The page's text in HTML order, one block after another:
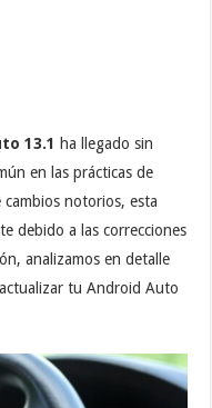
13.1 ha llegado sin
en las prácticas de
notorios, esta
debido a las correcciones
analizamos en detalle
tu Android Auto